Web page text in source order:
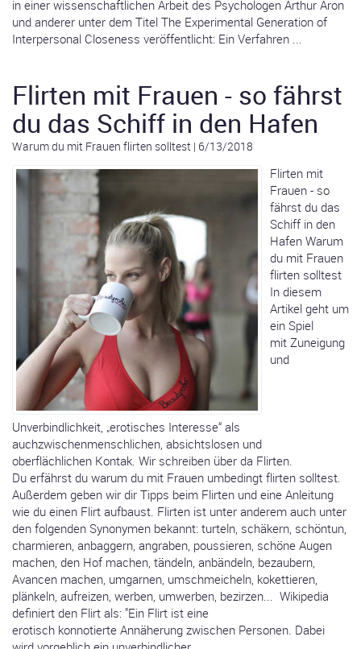
in einer wissenschaftlichen Arbeit des Psychologen Arthur Aron
und anderer unter dem Titel The Experimental Generation of
Interpersonal Closeness veröffentlicht: Ein Verfahren ...
Flirten mit Frauen - so fährst
du das Schiff in den Hafen
Warum du mit Frauen flirten solltest | 6/13/2018
Flirten mit
Frauen - so
fährst du das
Schiff in den
Hafen Warum
du mit Frauen
flirten solltest
In diesem
Artikel geht um
ein Spiel
mit Zuneigung
und
Unverbindlichkeit, „erotisches Interesse“ als
auchzwischenmenschlichen, absichtslosen und
oberflächlichen Kontak. Wir schreiben über da Flirten.
Du erfährst du warum du mit Frauen umbedingt flirten solltest.
Außerdem geben wir dir Tipps beim Flirten und eine Anleitung
wie du einen Flirt aufbaust. Flirten ist unter anderem auch unter
den folgenden Synonymen bekannt: turteln, schäkern, schöntun,
charmieren, anbaggern, angraben, poussieren, schöne Augen
machen, den Hof machen, tändeln, anbändeln, bezaubern,
Avancen machen, umgarnen, umschmeicheln, kokettieren,
plänkeln, aufreizen, werben, umwerben, bezirzen... Wikipedia
definiert den Flirt als: "Ein Flirt ist eine
erotisch konnotierte Annäherung zwischen Personen. Dabei